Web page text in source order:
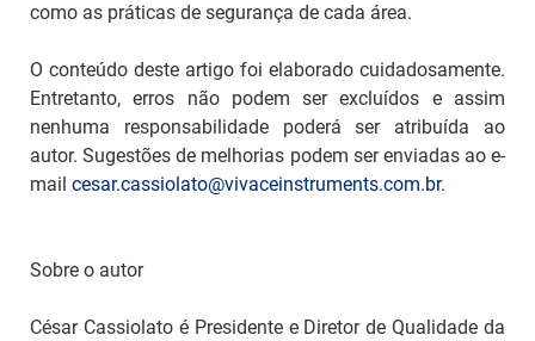
como as práticas de segurança de cada área.
O conteúdo deste artigo foi elaborado cuidadosamente.
Entretanto, erros não podem ser excluídos e assim
nenhuma responsabilidade poderá ser atribuída ao
autor. Sugestões de melhorias podem ser enviadas ao e-
mail cesar.cassiolato@vivaceinstruments.com.br.
Sobre o autor
César Cassiolato é Presidente e Diretor de Qualidade da